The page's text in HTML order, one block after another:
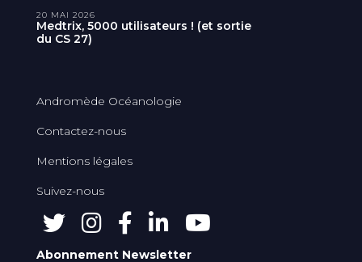
Medtrix, 5000 utilisateurs ! (et sortie
du CS 27)
20 MAI 2026
Andromède Océanologie
Contactez-nous
Mentions légales
Suivez-nous
Abonnement Newsletter